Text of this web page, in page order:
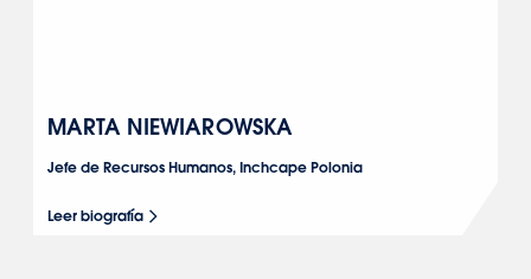
MARTA NIEWIAROWSKA
Jefe de Recursos Humanos, Inchcape Polonia
Leer biografía